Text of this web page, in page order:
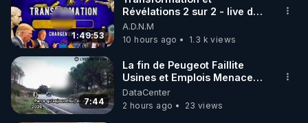
1:49:53
Révélations 2 sur 2 - live du
07/08/26
A.D.N.M
10 hours ago
1.3 k views
7:44
La fin de Peugeot Faillite
Usines et Emplois Menacees
- L'heure de l'auto
DataCenter
2 hours ago
23 views